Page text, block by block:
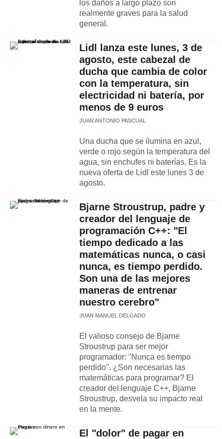
los daños a largo plazo son
realmente graves para la salud
general.
Lidl lanza este lunes, 3 de
agosto, este cabezal de
ducha que cambia de color
con la temperatura, sin
electricidad ni batería, por
menos de 9 euros
JUAN ANTONIO PASCUAL
Una ducha que se ilumina en azul,
verde o rojo según la temperatura del
agua, sin enchufes ni baterías. Es la
nueva oferta de Lidl este lunes 3 de
agosto.
Bjarne Stroustrup, padre y
creador del lenguaje de
programación C++: "El
tiempo dedicado a las
matemáticas nunca, o casi
nunca, es tiempo perdido.
Son una de las mejores
maneras de entrenar
nuestro cerebro"
JUAN MANUEL DELGADO
El valioso consejo de Bjarne
Stroustrup para ser mejor
programador: "Nunca es tiempo
perdido". ¿Son necesarias las
matemáticas para programar? El
creador del lenguaje C++, Bjarne
Stroustrup, desvela su impacto real
en la mente.
El "dolor" de pagar en